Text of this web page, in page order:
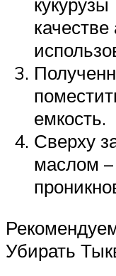
емкость.
Сверху
маслом –
Убирать